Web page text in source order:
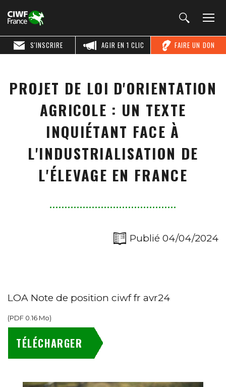
FAIRE UN DON
AGIR EN 1 CLIC
S'INSCRIRE
PROJET DE LOI D'ORIENTATION
AGRICOLE : UN TEXTE
INQUIÉTANT FACE À
L'INDUSTRIALISATION DE
L'ÉLEVAGE EN FRANCE
Publié 04/04/2024
LOA Note de position ciwf fr avr24
(PDF 0.16 Mo)
TÉLÉCHARGER